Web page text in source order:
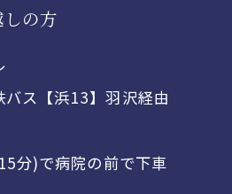
の方
ス【浜13】羽沢経由
分)で病院の前で下車